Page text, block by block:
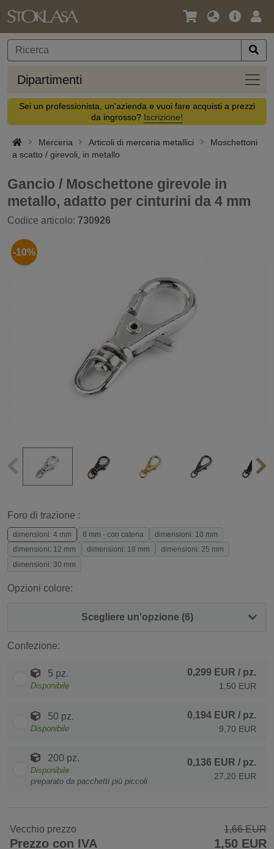
Lingua
Valuta
Offerta
Dipartimenti
Sei un professionista, un'azienda e vuoi fare acquisti a prezzi
da ingrosso? Iscrizione!
Merceria Articoli di merceria metallici
Moschettoni
a scatto / girevoli, in metallo
Gancio / Moschettone girevole in
metallo, adatto per cinturini da 4 mm
Codice articolo: 730926
-10%
Foro di trazione :
dimensioni: 4 mm 8 mm - con catena
dimensioni: 10 mm
dimensioni: 12 mm
dimensioni: 18 mm
dimensioni: 25 mm
dimensioni: 30 mm
Opzioni colore:
Scegliere un'opzione (6)
Confezione:
5 pz.
Disponibile
0,299 EUR / pz.
1,50 EUR
50 pz.
Disponibile
0,194 EUR / pz.
9,70 EUR
200 pz.
Disponibile
preparato da pacchetti più piccoli
0,136 EUR / pz.
27,20 EUR
Vecchio prezzo 1,66 EUR
Prezzo con IVA 1,50 EUR